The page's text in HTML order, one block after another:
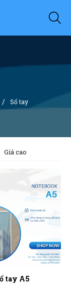
/ Sổ tay
Giá cao
tay A5